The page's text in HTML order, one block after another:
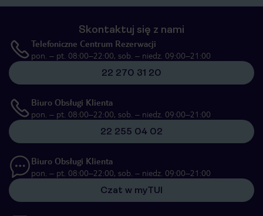
Skontaktuj się z nami
Telefoniczne Centrum Rezerwacji
pon. – pt. 08:00–22:00, sob. – niedz. 09:00–21:00
22 270 31 20
Biuro Obsługi Klienta
pon. – pt. 08:00–22:00, sob. – niedz. 09:00–21:00
22 255 04 02
Biuro Obsługi Klienta
pon. – pt. 08:00–22:00, sob. – niedz. 09:00–21:00
Czat w myTUI